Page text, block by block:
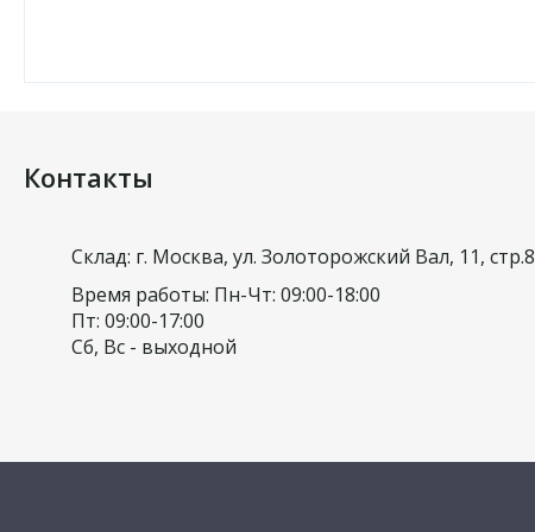
Контакты
Склад: г. Москва, ул. Золоторожский Вал, 11, стр.8
Время работы: Пн-Чт: 09:00-18:00
Пт: 09:00-17:00
Сб, Вс - выходной